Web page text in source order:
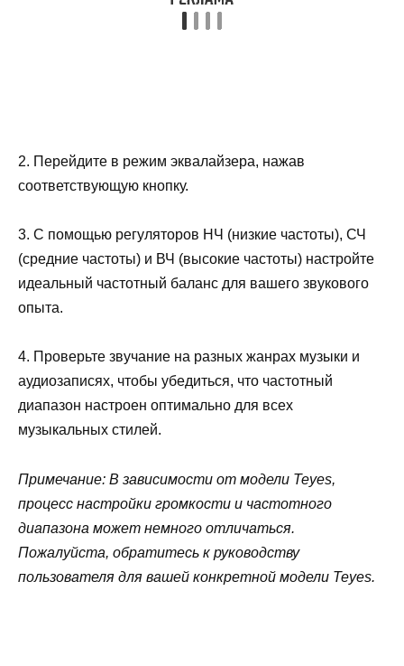
2. Перейдите в режим эквалайзера, нажав
соответствующую кнопку.
3. С помощью регуляторов НЧ (низкие частоты), СЧ
(средние частоты) и ВЧ (высокие частоты) настройте
идеальный частотный баланс для вашего звукового
опыта.
4. Проверьте звучание на разных жанрах музыки и
аудиозаписях, чтобы убедиться, что частотный
диапазон настроен оптимально для всех
музыкальных стилей.
Примечание: В зависимости от модели Teyes,
процесс настройки громкости и частотного
диапазона может немного отличаться.
Пожалуйста, обратитесь к руководству
пользователя для вашей конкретной модели Teyes.